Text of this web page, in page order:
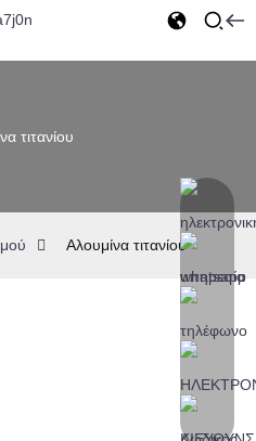
τιτανίου
Αλουμίνα τιτανίου